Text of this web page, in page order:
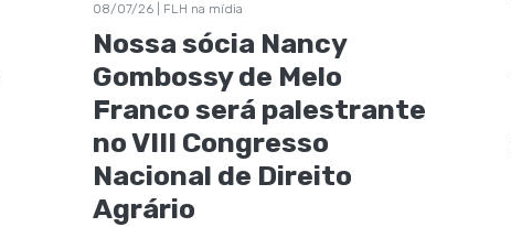
08/07/26 | FLH na mídia
Nossa sócia Nancy
Gombossy de Melo
Franco será palestrante
no VIII Congresso
Nacional de Direito
Agrário